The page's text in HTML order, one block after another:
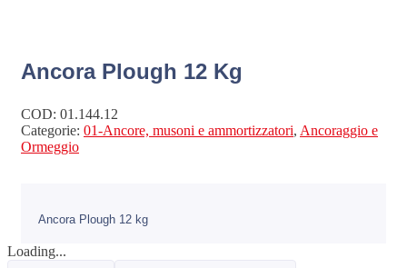
Ancora Plough 12 Kg
COD: 01.144.12
Categorie: 01-Ancore, musoni e ammortizzatori, Ancoraggio e
Ormeggio
Ancora Plough 12 kg
Loading...